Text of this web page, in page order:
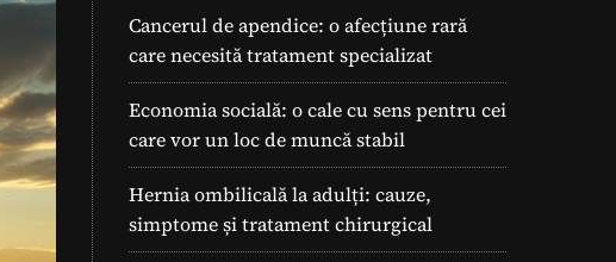
o
d
e
Cancerul de apendice: o afecțiune rară
care necesită tratament specializat
Economia socială: o cale cu sens pentru cei
care vor un loc de muncă stabil
Hernia ombilicală la adulți: cauze,
simptome și tratament chirurgical